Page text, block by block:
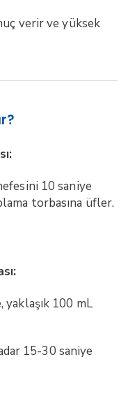
verir ve yüksek
10 saniye
torbasına üfler.
yaklaşık 100 mL
15-30 saniye